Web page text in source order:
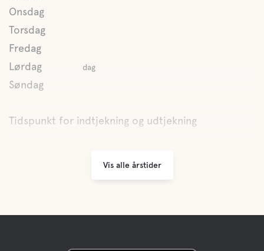
Onsdag
Torsdag
Fredag
Lørdag
dag
Søndag
Tidspunkt for indtjekning og udtjekning
Vis alle årstider